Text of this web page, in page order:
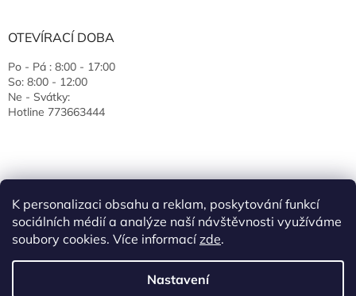
K personalizaci obsahu a reklam, poskytování funkcí
sociálních médií a analýze naší návštěvnosti využíváme
soubory cookies. Více informacízde.
Nastavení
OTEVÍRACÍ DOBA
Po - Pá : 8:00 - 17:00
So: 8:00 - 12:00
Ne - Svátky:
Hotline 773663444